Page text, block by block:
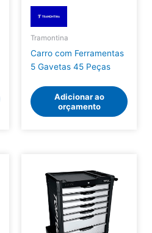
Tramontina
Carro com Ferramentas
5 Gavetas 45 Peças
Adicionar ao
orçamento